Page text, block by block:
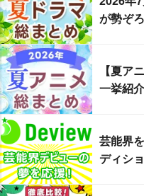
が勢ぞ
【夏ア
一挙紹
芸能界
ディシ